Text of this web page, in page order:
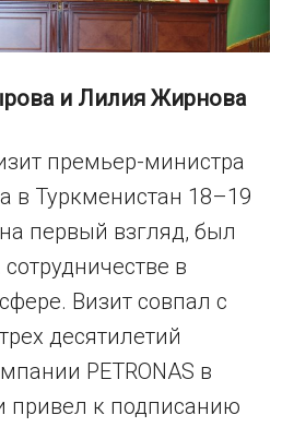
и Лилия Жирнова
премьер-министра
в Туркменистан 18–19
первый взгляд, был
в
Визит совпал с
десятилетий
PETRONAS в
привел к подписанию